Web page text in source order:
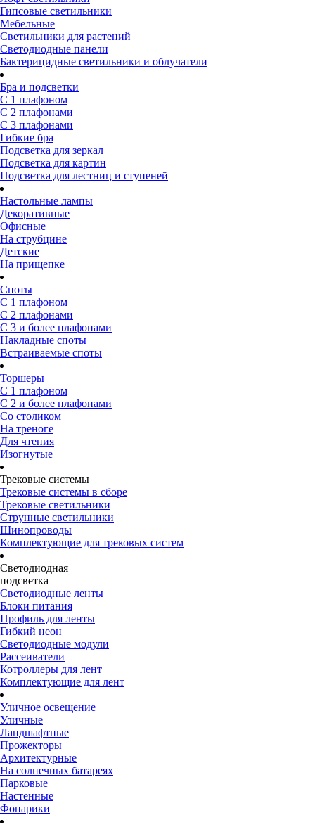
Гипсовые светильники
Мебельные
Светильники для растений
Светодиодные панели
Бактерицидные светильники и облучатели
Бра и подсветки
С 1 плафоном
С 2 плафонами
С 3 плафонами
Гибкие бра
Подсветка для зеркал
Подсветка для картин
Подсветка для лестниц и ступеней
Настольные лампы
Декоративные
Офисные
На струбцине
Детские
На прищепке
Споты
С 1 плафоном
С 2 плафонами
С 3 и более плафонами
Накладные споты
Встраиваемые споты
Торшеры
С 1 плафоном
С 2 и более плафонами
Со столиком
На треноге
Для чтения
Изогнутые
Трековые системы
Трековые системы в сборе
Трековые светильники
Струнные светильники
Шинопроводы
Комплектующие для трековых систем
Светодиодная
подсветка
Светодиодные ленты
Блоки питания
Профиль для ленты
Гибкий неон
Светодиодные модули
Рассеиватели
Котроллеры для лент
Комплектующие для лент
Уличное освещение
Уличные
Ландшафтные
Прожекторы
Архитектурные
На солнечных батареях
Парковые
Настенные
Фонарики